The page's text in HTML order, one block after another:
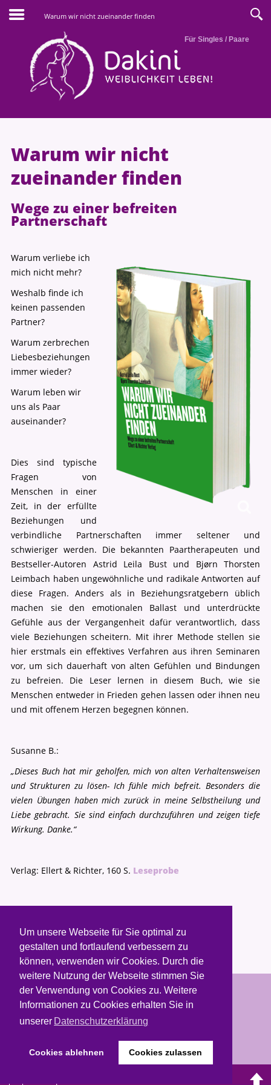
Um unsere Webseite für Sie optimal zu
gestalten und fortlaufend verbessern zu
können, verwenden wir Cookies. Durch die
weitere Nutzung der Webseite stimmen Sie
der Verwendung von Cookies zu. Weitere
Informationen zu Cookies erhalten Sie in
unserer Datenschutzerklärung
Cookies ablehnen Cookies zulassen
Warum wir nicht zueinander finden
Für Singles / Paare
Warum wir nicht
zueinander finden
Wege zu einer befreiten
Partnerschaft
Warum verliebe ich
mich nicht mehr?
Weshalb finde ich
keinen passenden
Partner?
Warum zerbrechen
Liebesbeziehungen
immer wieder?
Warum leben wir
uns als Paar
auseinander?
Dies sind typische
Fragen von
Menschen in einer
Zeit, in der erfüllte
Beziehungen und
verbindliche Partnerschaften immer seltener und
schwieriger werden. Die bekannten Paartherapeuten und
Bestseller-Autoren Astrid Leila Bust und Bjørn Thorsten
Leimbach haben ungewöhnliche und radikale Antworten auf
diese Fragen. Anders als in Beziehungsratgebern üblich
machen sie den emotionalen Ballast und unterdrückte
Gefühle aus der Vergangenheit dafür verantwortlich, dass
viele Beziehungen scheitern. Mit ihrer Methode stellen sie
hier erstmals ein effektives Verfahren aus ihren Seminaren
vor, um sich dauerhaft von alten Gefühlen und Bindungen
zu befreien. Die Leser lernen in diesem Buch, wie sie
Menschen entweder in Frieden gehen lassen oder ihnen neu
und mit offenem Herzen begegnen können.
Susanne B.:
„Dieses Buch hat mir geholfen, mich von alten Verhaltensweisen
und Strukturen zu lösen- Ich fühle mich befreit. Besonders die
vielen Übungen haben mich zurück in meine Selbstheilung und
Liebe gebracht. Sie sind einfach durchzuführen und zeigen tiefe
Wirkung. Danke.“
Verlag: Ellert & Richter, 160 S. Leseprobe
Copyright © 2026. Weiblichkeit leben.
Termine & Buchung Kontakt
Impressum